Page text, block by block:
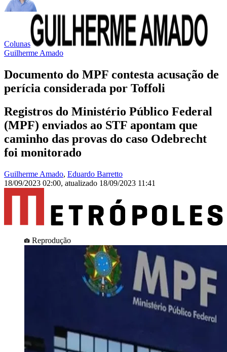
Colunas
Guilherme Amado
Documento do MPF contesta acusação de
perícia considerada por Toffoli
Registros do Ministério Público Federal
(MPF) enviados ao STF apontam que
caminho das provas do caso Odebrecht
foi monitorado
Guilherme Amado, Eduardo Barretto
18/09/2023 02:00, atualizado 18/09/2023 11:41
Reprodução